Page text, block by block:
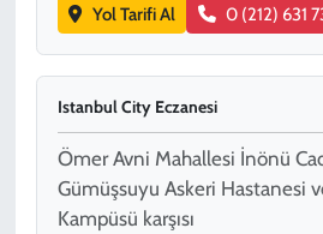
Yol Tarifi Al 0 (212) 631
Istanbul City Eczanesi
Ömer Avni Mahallesi İnönü
Gümüşsuyu Askeri Hastanesi
Kampüsü karşısı